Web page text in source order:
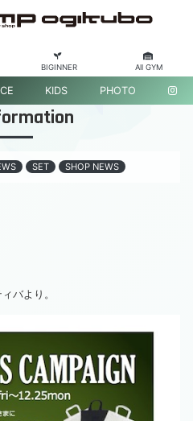
BIGINNER All GYM
KIDS PHOTO
SET SHOP NEWS
バより。